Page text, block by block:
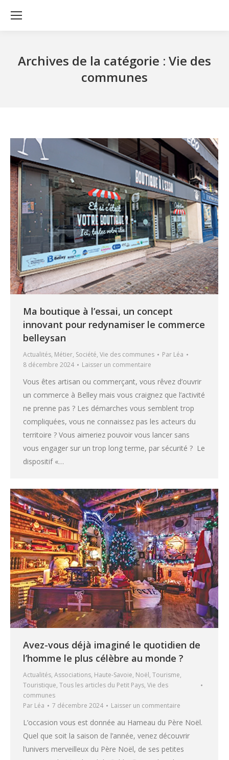
Archives de la catégorie : Vie des
communes
Ma boutique à l’essai, un concept
innovant pour redynamiser le commerce
belleysan
Actualités, Métier, Société, Vie des communes Par Léa
8 décembre 2024
Laisser un commentaire
Vous êtes artisan ou commerçant, vous rêvez d’ouvrir
un commerce à Belley mais vous craignez que l’activité
ne prenne pas ? Les démarches vous semblent trop
compliquées, vous ne connaissez pas les acteurs du
territoire ? Vous aimeriez pouvoir vous lancer sans
vous engager sur un trop long terme, par sécurité ? Le
dispositif «…
Avez-vous déjà imaginé le quotidien de
l’homme le plus célèbre au monde ?
Actualités, Associations, Haute-Savoie, Noël, Tourisme,
Touristique, Tous les articles du Petit Pays, Vie des
communes
Par Léa 7 décembre 2024 Laisser un commentaire
L’occasion vous est donnée au Hameau du Père Noël.
Quel que soit la saison de l’année, venez découvrir
l’univers merveilleux du Père Noël, de ses petites